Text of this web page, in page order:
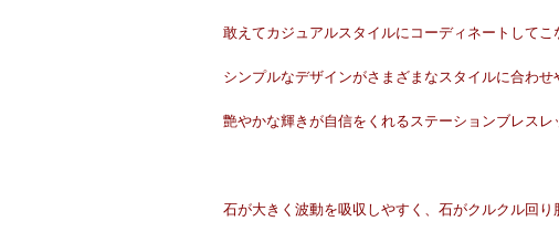
敢えてカジュアルスタイルにコーディネートしてこ
シンプルなデザインがさまざまなスタイルに合わせ
艶やかな輝きが自信をくれるステーションブレスレ
石が大きく波動を吸収しやすく、石がクルクル回り